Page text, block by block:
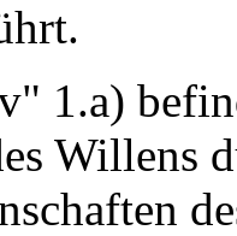
1.a)
Willens